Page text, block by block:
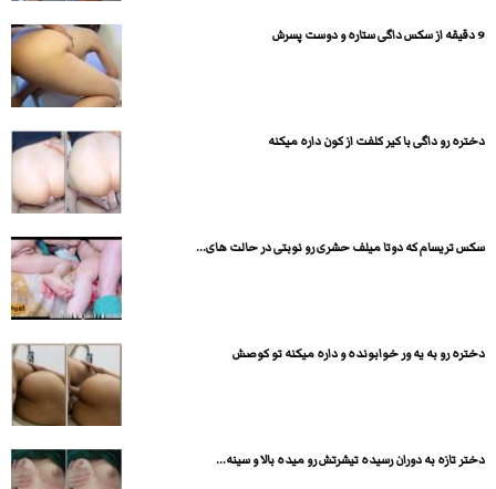
9 دقیقه از سکس داگی ستاره و دوست پسرش
دختره رو داگی با کیر کلفت از کون داره میکنه
سکس تریسام که دوتا میلف حشری رو نوبتی در حالت های...
دختره رو به یه ور خوابونده و داره میکنه تو کوصش
دختر تازه به دوران رسیده تیشرتش رو میده بالا و سینه...